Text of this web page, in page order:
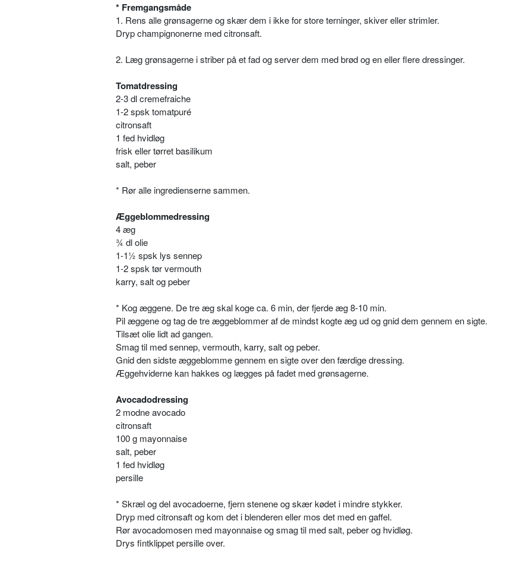
* Fremgangsmåde
1. Rens alle grønsagerne og skær dem i ikke for store terninger, skiver eller strimler.
Dryp champignonerne med citronsaft.
2. Læg grønsagerne i striber på et fad og server dem med brød og en eller flere dressinger.
Tomatdressing
2-3 dl cremefraiche
1-2 spsk tomatpuré
citronsaft
1 fed hvidløg
frisk eller tørret basilikum
salt, peber
* Rør alle ingredienserne sammen.
Æggeblommedressing
4 æg
¾ dl olie
1-1½ spsk lys sennep
1-2 spsk tør vermouth
karry, salt og peber
* Kog æggene. De tre æg skal koge ca. 6 min, der fjerde æg 8-10 min.
Pil æggene og tag de tre æggeblommer af de mindst kogte æg ud og gnid dem gennem en sigte.
Tilsæt olie lidt ad gangen.
Smag til med sennep, vermouth, karry, salt og peber.
Gnid den sidste æggeblomme gennem en sigte over den færdige dressing.
Æggehviderne kan hakkes og lægges på fadet med grønsagerne.
Avocadodressing
2 modne avocado
citronsaft
100 g mayonnaise
salt, peber
1 fed hvidløg
persille
* Skræl og del avocadoerne, fjern stenene og skær kødet i mindre stykker.
Dryp med citronsaft og kom det i blenderen eller mos det med en gaffel.
Rør avocadomosen med mayonnaise og smag til med salt, peber og hvidløg.
Drys fintklippet persille over.